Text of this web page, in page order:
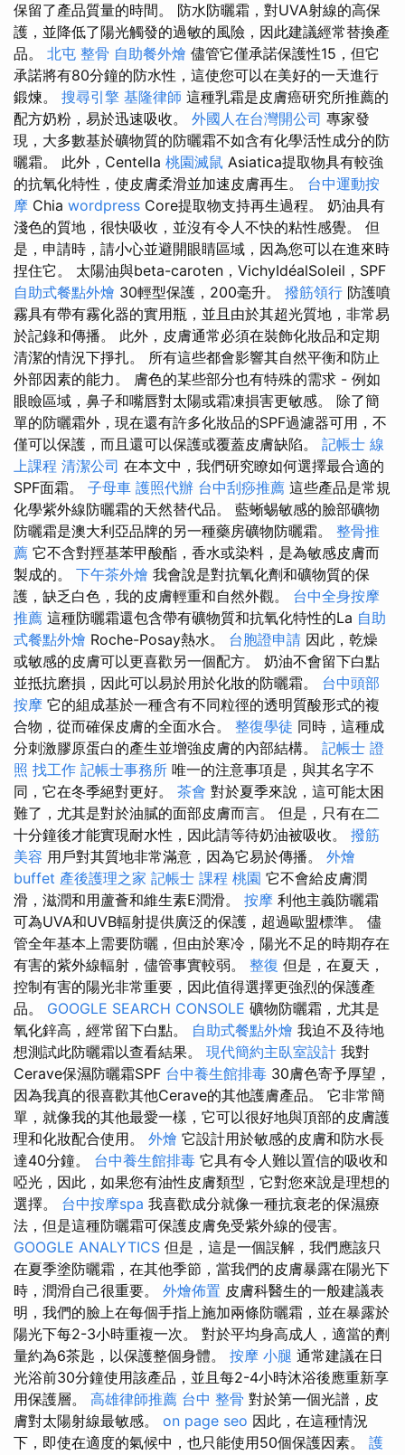
保留了產品質量的時間。 防水防曬霜，對UVA射線的高保
護，並降低了陽光觸發的過敏的風險，因此建議經常替換產
品。 北屯 整骨 自助餐外燴 儘管它僅承諾保護性15，但它
承諾將有80分鐘的防水性，這使您可以在美好的一天進行
鍛煉。 搜尋引擎 基隆律師 這種乳霜是皮膚癌研究所推薦的
配方奶粉，易於迅速吸收。 外國人在台灣開公司 專家發
現，大多數基於礦物質的防曬霜不如含有化學活性成分的防
曬霜。 此外，Centella 桃園滅鼠 Asiatica提取物具有較強
的抗氧化特性，使皮膚柔滑並加速皮膚再生。 台中運動按
摩 Chia wordpress Core提取物支持再生過程。 奶油具有
淺色的質地，很快吸收，並沒有令人不快的粘性感覺。 但
是，申請時，請小心並避開眼睛區域，因為您可以在進來時
捏住它。 太陽油與beta-caroten，VichyIdéalSoleil，SPF
自助式餐點外燴 30輕型保護，200毫升。 撥筋領行 防護噴
霧具有帶有霧化器的實用瓶，並且由於其超光質地，非常易
於記錄和傳播。 此外，皮膚通常必須在裝飾化妝品和定期
清潔的情況下掙扎。 所有這些都會影響其自然平衡和防止
外部因素的能力。 膚色的某些部分也有特殊的需求 - 例如
眼瞼區域，鼻子和嘴唇對太陽或霜凍損害更敏感。 除了簡
單的防曬霜外，現在還有許多化妝品的SPF過濾器可用，不
僅可以保護，而且還可以保護或覆蓋皮膚缺陷。 記帳士 線
上課程 清潔公司 在本文中，我們研究瞭如何選擇最合適的
SPF面霜。 子母車 護照代辦 台中刮痧推薦 這些產品是常規
化學紫外線防曬霜的天然替代品。 藍蜥蜴敏感的臉部礦物
防曬霜是澳大利亞品牌的另一種藥房礦物防曬霜。 整骨推
薦 它不含對羥基苯甲酸酯，香水或染料，是為敏感皮膚而
製成的。 下午茶外燴 我會說是對抗氧化劑和礦物質的保
護，缺乏白色，我的皮膚輕重和自然外觀。 台中全身按摩
推薦 這種防曬霜還包含帶有礦物質和抗氧化特性的La 自助
式餐點外燴 Roche-Posay熱水。 台胞證申請 因此，乾燥
或敏感的皮膚可以更喜歡另一個配方。 奶油不會留下白點
並抵抗磨損，因此可以易於用於化妝的防曬霜。 台中頭部
按摩 它的組成基於一種含有不同粒徑的透明質酸形式的複
合物，從而確保皮膚的全面水合。 整復學徒 同時，這種成
分刺激膠原蛋白的產生並增強皮膚的內部結構。 記帳士 證
照 找工作 記帳士事務所 唯一的注意事項是，與其名字不
同，它在冬季絕對更好。 茶會 對於夏季來說，這可能太困
難了，尤其是對於油膩的面部皮膚而言。 但是，只有在二
十分鐘後才能實現耐水性，因此請等待奶油被吸收。 撥筋
美容 用戶對其質地非常滿意，因為它易於傳播。 外燴
buffet 產後護理之家 記帳士 課程 桃園 它不會給皮膚潤
滑，滋潤和用蘆薈和維生素E潤滑。 按摩 利他主義防曬霜
可為UVA和UVB輻射提供廣泛的保護，超過歐盟標準。 儘
管全年基本上需要防曬，但由於寒冷，陽光不足的時期存在
有害的紫外線輻射，儘管事實較弱。 整復 但是，在夏天，
控制有害的陽光非常重要，因此值得選擇更強烈的保護產
品。 GOOGLE SEARCH CONSOLE 礦物防曬霜，尤其是
氧化鋅高，經常留下白點。 自助式餐點外燴 我迫不及待地
想測試此防曬霜以查看結果。 現代簡約主臥室設計 我對
Cerave保濕防曬霜SPF 台中養生館排毒 30膚色寄予厚望，
因為我真的很喜歡其他Cerave的其他護膚產品。 它非常簡
單，就像我的其他最愛一樣，它可以很好地與頂部的皮膚護
理和化妝配合使用。 外燴 它設計用於敏感的皮膚和防水長
達40分鐘。 台中養生館排毒 它具有令人難以置信的吸收和
啞光，因此，如果您有油性皮膚類型，它對您來說是理想的
選擇。 台中按摩spa 我喜歡成分就像一種抗衰老的保濕療
法，但是這種防曬霜可保護皮膚免受紫外線的侵害。
GOOGLE ANALYTICS 但是，這是一個誤解，我們應該只
在夏季塗防曬霜，在其他季節，當我們的皮膚暴露在陽光下
時，潤滑自己很重要。 外燴佈置 皮膚科醫生的一般建議表
明，我們的臉上在每個手指上施加兩條防曬霜，並在暴露於
陽光下每2-3小時重複一次。 對於平均身高成人，適當的劑
量約為6茶匙，以保護整個身體。 按摩 小腿 通常建議在日
光浴前30分鐘使用該產品，並且每2-4小時沐浴後應重新享
用保護層。 高雄律師推薦 台中 整骨 對於第一個光譜，皮
膚對太陽射線最敏感。 on page seo 因此，在這種情況
下，即使在適度的氣候中，也只能使用50個保護因素。 護